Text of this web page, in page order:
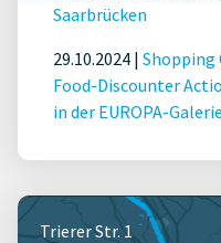
Saarbrücken
29.10.2024 | Shopping
Food-Discounter
in der EUROPA-
Trierer Str. 1